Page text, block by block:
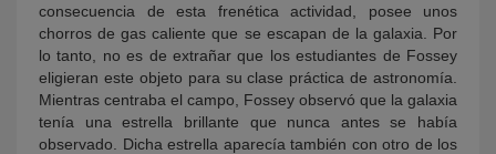
consecuencia de esta frenética actividad, posee unos
chorros de gas caliente que se escapan de la galaxia. Por
lo tanto, no es de extrañar que los estudiantes de Fossey
eligieran este objeto para su clase práctica de astronomía.
Mientras centraba el campo, Fossey observó que la galaxia
tenía una estrella brillante que nunca antes se había
observado. Dicha estrella aparecía también con otro de los